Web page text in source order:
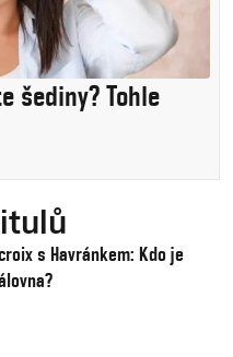
šediny? Tohle
s Havránkem: Kdo je